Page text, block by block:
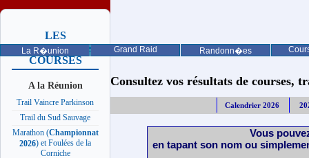
La R�union Grand Raid Randonn�es
LES
PROCHAINES
COURSES
A la Réunion
Trail Vaincre Parkinson
Trail du Sud Sauvage
Marathon (Championnat
2026) et Foulées de la
Corniche
Consultez vos résultats de courses,
Calendrier 2026
Vous
en tapant son nom ou